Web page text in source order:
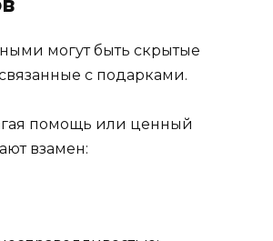
могут быть скрытые
связанные с подарками.
помощь или ценный
взамен: